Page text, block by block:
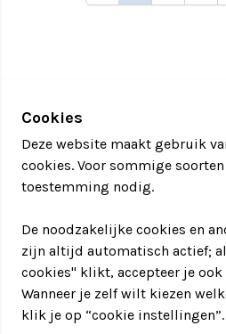
Cookies
Deze website maakt gebruik
cookies. Voor sommige
toestemming nodig.
De noodzakelijke cookies en
zijn altijd automatisch actief;
cookies" klikt, accepteer je
Wanneer je zelf wilt kiezen
klik je op “cookie instellingen”.